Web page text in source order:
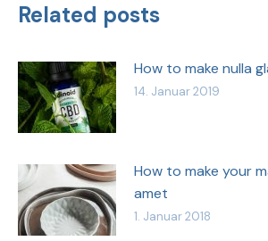
Related posts
How to make nulla
14. Januar 2019
How to make your
amet
1. Januar 2018